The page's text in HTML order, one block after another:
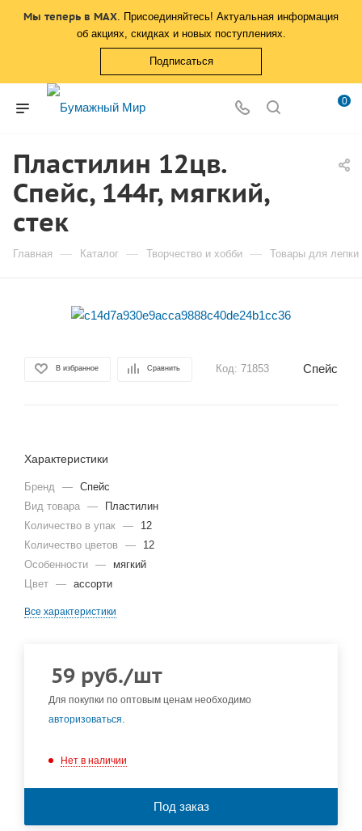
Мы теперь в MAX. Присоединяйтесь! Актуальная информация
об акциях, скидках и новых поступлениях.
Подписаться
0
Пластилин 12цв.
Спейс, 144г, мягкий,
стек
Главная — Каталог — Творчество и хобби — Товары для лепки
В избранное Сравнить Код: 71853 Спейс
Характеристики
Бренд — Спейс
Вид товара —
Пластилин
Количество в упак —
12
Количество цветов
—
12
Особенности —
мягкий
Цвет — ассорти
Все характеристики
59 руб./шт
Для покупки по оптовым ценам необходимо
авторизоваться.
Нет в наличии
Под заказ